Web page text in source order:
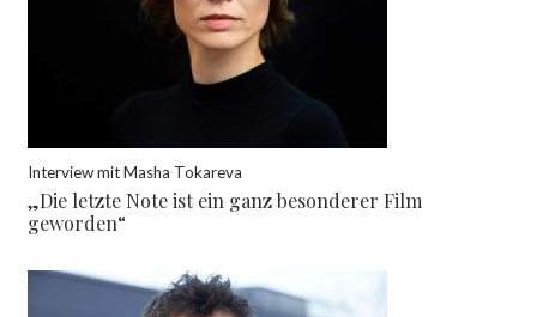
Interview mit Masha Tokareva
„Die letzte Note ist ein ganz besonderer Film
geworden“